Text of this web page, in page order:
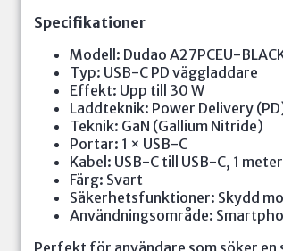
Specifikationer
Modell: Dudao A27PCEU-
Typ: USB-C PD väggladdare
Effekt: Upp till 30 W
Laddteknik: Power Delivery
Teknik: GaN (Gallium Nitride)
Portar: 1 × USB-C
Kabel: USB-C till USB-C, 1 meter
Färg: Svart
Säkerhetsfunktioner: Skydd
Användningsområde:
Perfekt för användare som söker